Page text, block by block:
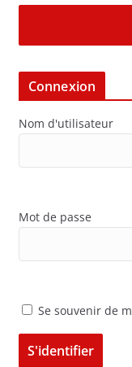
Connexion
Nom d'utilisateur
Mot de passe
Se souvenir de